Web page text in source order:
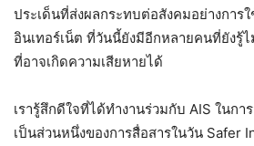
ประเด็นที่ส่งผลกระทบต่อสังคมอย่างการ
อินเทอร์เน็ต ที่วันนี้ยังมีอีกหลายคนที่ยังรู้
ที่อาจเกิดความเสียหายได้
เรารู้สึกดีใจที่ได้ทำงานร่วมกับ AIS ในกา
เป็นส่วนหนึ่งของการสื่อสารในวัน Safer